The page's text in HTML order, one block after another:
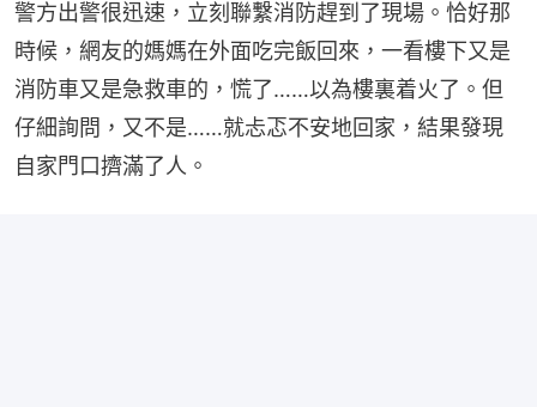
警方出警很迅速，立刻聯繫消防趕到了現場。恰好那
時候，網友的媽媽在外面吃完飯回來，一看樓下又是
消防車又是急救車的，慌了……以為樓裏着火了。但
仔細詢問，又不是……就忐忑不安地回家，結果發現
自家門口擠滿了人。